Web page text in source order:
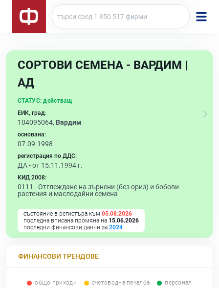
СОРТОВИ СЕМЕНА - ВАРДИМ |
АД
СТАТУС: действащ
ЕИК, град:
104095064, Вардим
основана:
07.09.1998
регистрация по ДДС:
ДА - от 15.11.1994 г.
КИД 2008:
0111 -Отглеждане на зърнени (без ориз) и бобови
растения и маслодайни семена
състояние в регистъра към 05.08.2026
последна вписана промяна на 15.06.2026
последни финансови данни за 2024
ФИНАНСОВИ ТРЕНДОВЕ
общо приходи счетоводна печалба персонал